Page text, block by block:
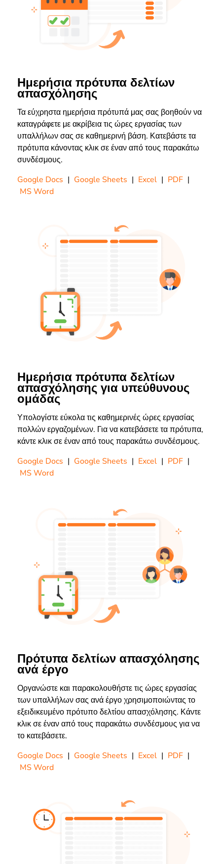
Ημερήσια πρότυπα δελτίων
απασχόλησης
Τα εύχρηστα ημερήσια πρότυπά μας σας βοηθούν να
καταγράφετε με ακρίβεια τις ώρες εργασίας των
υπαλλήλων σας σε καθημερινή βάση. Κατεβάστε τα
πρότυπα κάνοντας κλικ σε έναν από τους παρακάτω
συνδέσμους.
Google Docs | Google Sheets | Excel | PDF |
MS Word
Ημερήσια πρότυπα δελτίων
απασχόλησης για υπεύθυνους
ομάδας
Υπολογίστε εύκολα τις καθημερινές ώρες εργασίας
πολλών εργαζομένων. Για να κατεβάσετε τα πρότυπα,
κάντε κλικ σε έναν από τους παρακάτω συνδέσμους.
Google Docs | Google Sheets | Excel | PDF |
MS Word
Πρότυπα δελτίων απασχόλησης
ανά έργο
Οργανώστε και παρακολουθήστε τις ώρες εργασίας
των υπαλλήλων σας ανά έργο χρησιμοποιώντας το
εξειδικευμένο πρότυπο δελτίου απασχόλησης. Κάντε
κλικ σε έναν από τους παρακάτω συνδέσμους για να
το κατεβάσετε.
Google Docs | Google Sheets | Excel | PDF |
MS Word